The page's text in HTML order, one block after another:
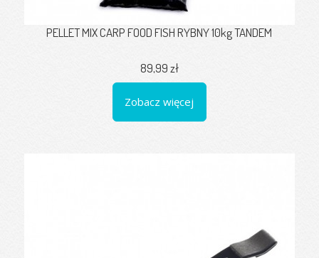
PELLET MIX CARP FOOD FISH RYBNY 10kg TANDEM
89,99 zł
Zobacz więcej